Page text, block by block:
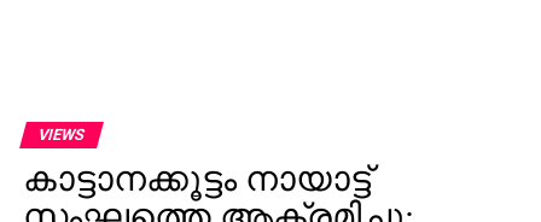
VIEWS
കാട്ടാനക്കൂട്ടം നായാട്ട്